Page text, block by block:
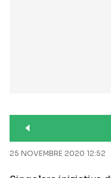
25 NOVEMBRE 2020 12:52